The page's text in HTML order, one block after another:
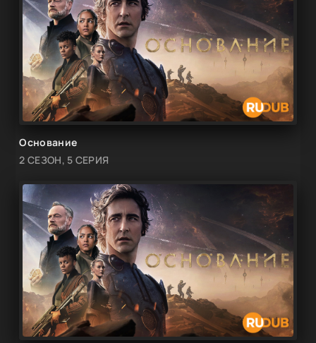
Основание
2 СЕЗОН, 5 СЕРИЯ